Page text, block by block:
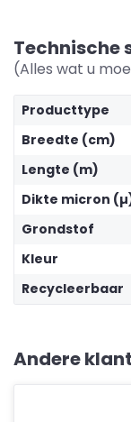
Technische
(Alles wat u
Producttype
Breedte (cm)
Lengte (m)
Dikte micron
Grondstof
Kleur
Recycleerbaar
Andere